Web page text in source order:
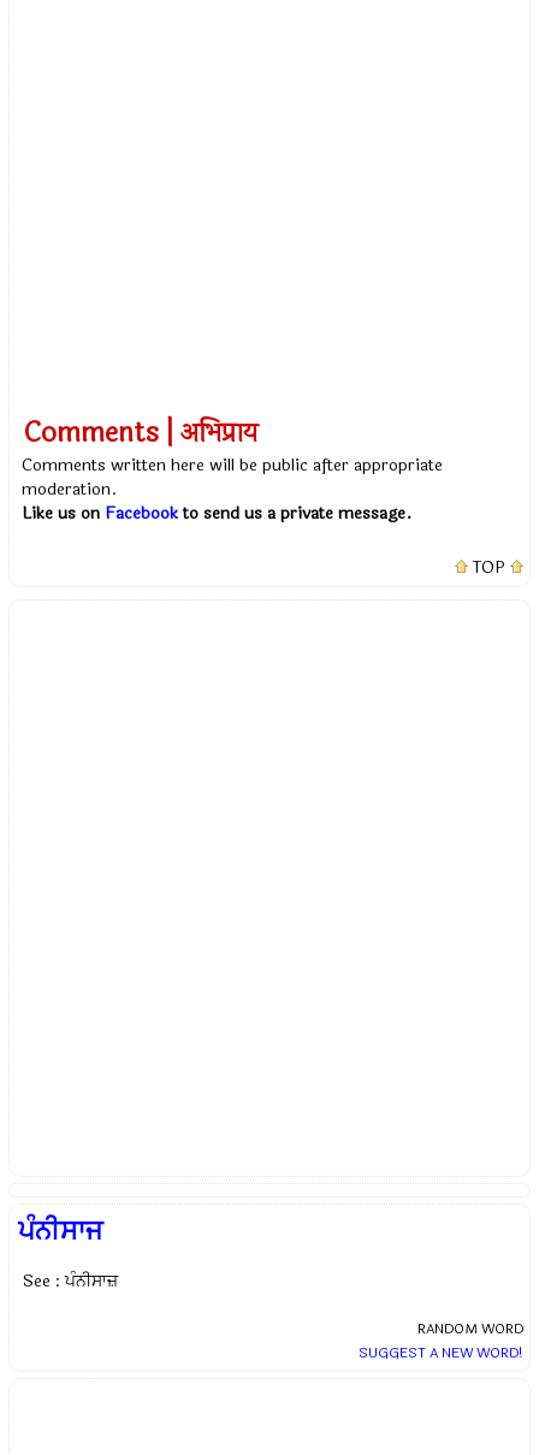
Comments | अभिप्राय
Comments written here will be public after appropriate
moderation.
Like us on Facebookto send us a private message.
TOP
ਪੰਨੀਸਾਜ
See : ਪੰਨੀਸਾਜ਼
RANDOM WORD
SUGGEST A NEW WORD!